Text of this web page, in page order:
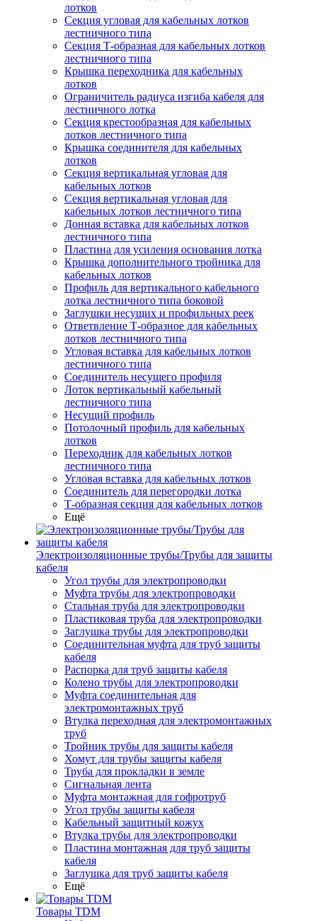
лотков
Секция угловая для кабельных лотков
лестничного типа
Секция Т-образная для кабельных лотков
лестничного типа
Крышка переходника для кабельных
лотков
Ограничитель радиуса изгиба кабеля для
лестничного лотка
Секция крестообразная для кабельных
лотков лестничного типа
Крышка соединителя для кабельных
лотков
Секция вертикальная угловая для
кабельных лотков
Секция вертикальная угловая для
кабельных лотков лестничного типа
Донная вставка для кабельных лотков
лестничного типа
Пластина для усиления основания лотка
Крышка дополнительного тройника для
кабельных лотков
Профиль для вертикального кабельного
лотка лестничного типа боковой
Заглушки несущих и профильных реек
Ответвление Т-образное для кабельных
лотков лестничного типа
Угловая вставка для кабельных лотков
лестничного типа
Соединитель несущего профиля
Лоток вертикальный кабельный
лестничного типа
Несущий профиль
Потолочный профиль для кабельных
лотков
Переходник для кабельных лотков
лестничного типа
Угловая вставка для кабельных лотков
Соединитель для перегородки лотка
Т-образная секция для кабельных лотков
Ещё
Электроизоляционные трубы/Трубы для защиты
кабеля
Угол трубы для электропроводки
Муфта трубы для электропроводки
Стальная труба для электропроводки
Пластиковая труба для электропроводки
Заглушка трубы для электропроводки
Соединительная муфта для труб защиты
кабеля
Распорка для труб защиты кабеля
Колено трубы для электропроводки
Муфта соединительная для
электромонтажных труб
Втулка переходная для электромонтажных
труб
Тройник трубы для защиты кабеля
Хомут для трубы защиты кабеля
Труба для прокладки в земле
Сигнальная лента
Муфта монтажная для гофротруб
Угол трубы защиты кабеля
Кабельный защитный кожух
Втулка трубы для электропроводки
Пластина монтажная для труб защиты
кабеля
Заглушка для труб защиты кабеля
Ещё
Товары TDM